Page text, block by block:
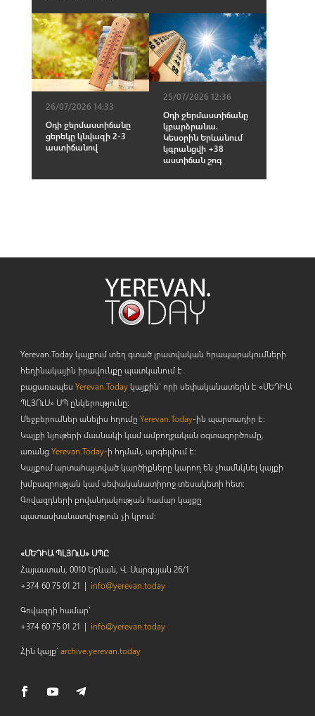
26/07/2026 14:33
Օդի ջերմաստիճանը
ցերեկը կնվազի 2-3
աստիճանով
25/07/2026 12:36
Օդի ջերմաստիճանը
կբարձրանա.
Կեսօրին Երևանում
կգրանցվի +38
աստիճան շոգ
Yerevan.Today կայքում տեղ գտած լրատվական հրապարակումների
հեղինակային իրավունքը պատկանում է
բացառապես Yerevan.Todayկայքին` որի սեփականատերն է «ՄԵԴԻԱ
ՊԼՅՈւՍ» ՍՊ ընկերությունը։
Մեջբերումներ անելիս հղումը Yerevan.Today-ին պարտադիր է:
Կայքի նյութերի մասնակի կամ ամբողջական օգտագործումը,
առանց Yerevan.Today-ի հղման, արգելվում է:
Կայքում արտահայտված կարծիքները կարող են չհամնկնել կայքի
խմբագրության կամ սեփականատիրոջ տեսակետի հետ:
Գովազդների բովանդակության համար կայքը
պատասխանատվություն չի կրում:
«ՄԵԴԻԱ ՊԼՅՈւՍ» ՍՊԸ
Հայաստան, 0010 Երևան, Վ. Սարգսյան 26/1
+374 60 75 01 21 | info@yerevan.today
Գովազդի համար`
+374 60 75 01 21 | info@yerevan.today
Հին կայք`archive.yerevan.today